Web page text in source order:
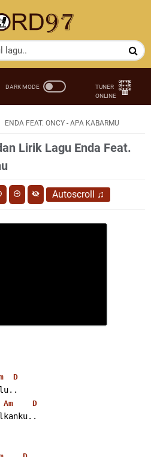
ENDA FEAT. ONCY - APA KABARMU
Lirik Lagu Enda Feat.
Autoscroll ♫
D
Am D